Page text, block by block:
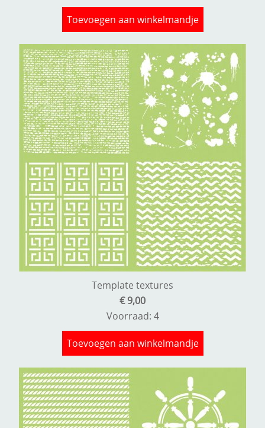
Toevoegen aan winkelmandje
Template textures
€ 9,00
Voorraad: 4
Toevoegen aan winkelmandje